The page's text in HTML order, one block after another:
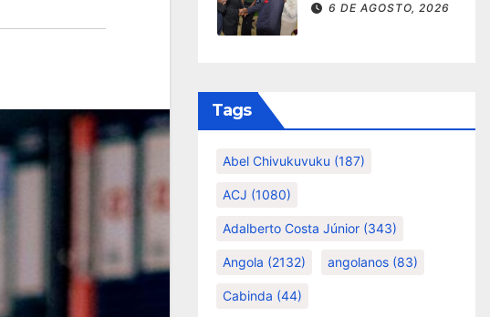
6 DE AGOSTO, 2026
Tags
Abel Chivukuvuku (187)
ACJ (1080)
Adalberto Costa Júnior (343)
Angola (2132) angolanos (83)
Cabinda (44)